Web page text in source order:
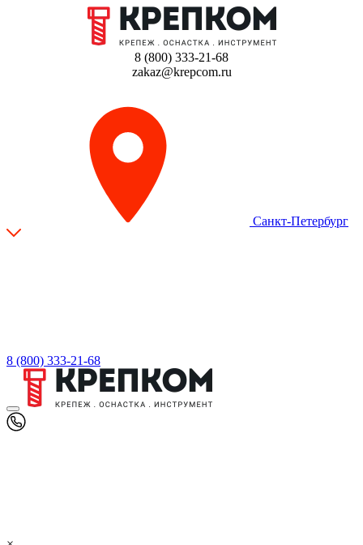
8 (800) 333-21-68
zakaz@krepcom.ru
Санкт-Петербург
8 (800) 333-21-68